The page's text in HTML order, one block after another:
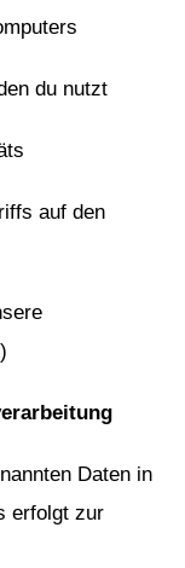
du nutzt
auf den
Daten in
erfolgt zur